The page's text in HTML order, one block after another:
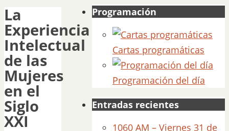
La
Experiencia
Intelectual
de las
Mujeres
en el
Siglo
XXI
Programación
Cartas programáticas
Programación del día
Entradas recientes
1060 AM – Viernes 31 de